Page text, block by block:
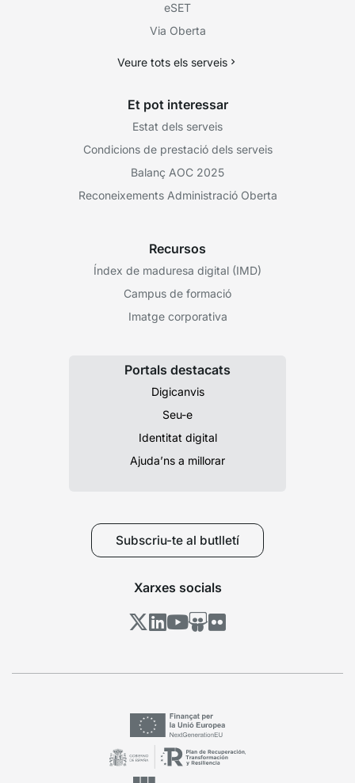
eSET
Via Oberta
Veure tots els serveis
Et pot interessar
Estat dels serveis
Condicions de prestació dels serveis
Balanç AOC 2025
Reconeixements Administració Oberta
Recursos
Índex de maduresa digital (IMD)
Campus de formació
Imatge corporativa
Portals destacats
Digicanvis
Seu-e
Identitat digital
Ajuda’ns a millorar
Subscriu-te al butlletí
Xarxes socials